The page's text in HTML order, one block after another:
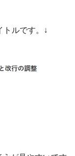
トルです。↓